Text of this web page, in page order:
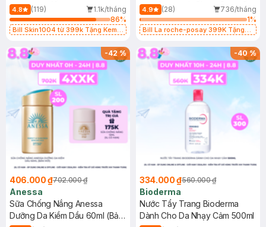
50ml
4.8 (119)
1.1k/tháng
86%
Bill Skin1004 từ 399k Tặng Kem
SPF 50+ 20ml (SL Có Hạn)
Kiềm Dầu 50ml
4.9 (28)
736/tháng
1%
Bill La roche-posay 399K Tặng
(SL có hạn)
-42%
406.000 ₫702.000 ₫
Anessa
Sữa Chống Nắng Anessa
Dưỡng Da Kiềm Dầu 60ml (Bản
-40%
334.000 ₫560.000 ₫
Bioderma
Nước Tẩy Trang Bioderma
Dành Cho Da Nhạy Cảm 500ml